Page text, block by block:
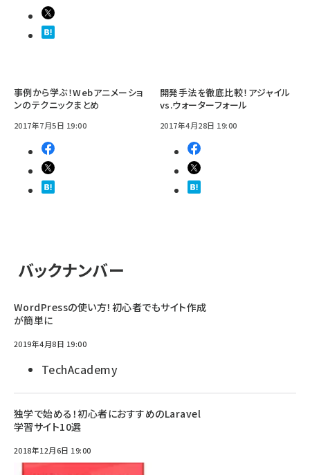
事例から学ぶ！Webアニメーショ
ンのテクニックまとめ
2017年7月5日 19:00
開発手法を徹底比較！アジャイル
vs.ウォーターフォール
2017年4月28日 19:00
バックナンバー
WordPressの使い方！初心者でもサイト作成
が簡単に
2019年4月8日 19:00
TechAcademy
独学で始める！初心者におすすめのLaravel
学習サイト10選
2018年12月6日 19:00